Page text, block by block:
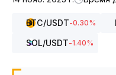
BTC/USDT-0.30%
SOL/USDT-1.40%